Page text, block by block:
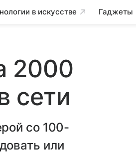
в искусстве Гаджеты
2000
сети
со 100-
или